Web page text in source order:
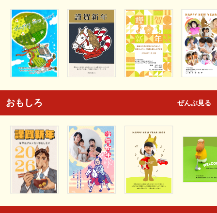
おもしろ ぜんぶ見る